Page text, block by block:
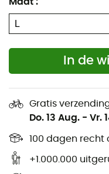
In de
Gratis
Do. 13 Aug. - Vr.
100 dagen recht
+1.000.000
Vullingen:
Dekking: medium
Cups: ideaal voor
Logo: ROXY
Kruislingse
ondersteuning